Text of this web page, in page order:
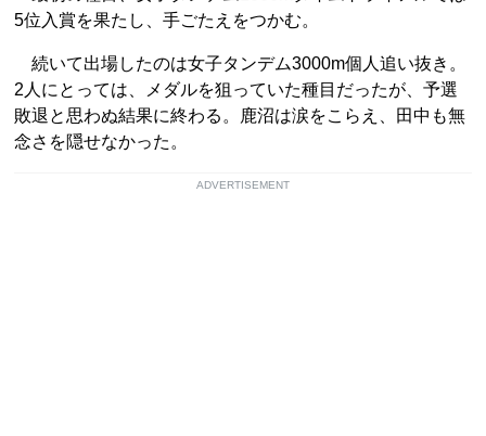
5位入賞を果たし、手ごたえをつかむ。
続いて出場したのは女子タンデム3000m個人追い抜き。
2人にとっては、メダルを狙っていた種目だったが、予選
敗退と思わぬ結果に終わる。鹿沼は涙をこらえ、田中も無
念さを隠せなかった。
ADVERTISEMENT